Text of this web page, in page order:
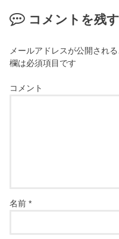
コメントを残す
メールアドレスが公開され
欄は必須項目です
コメント
名前*